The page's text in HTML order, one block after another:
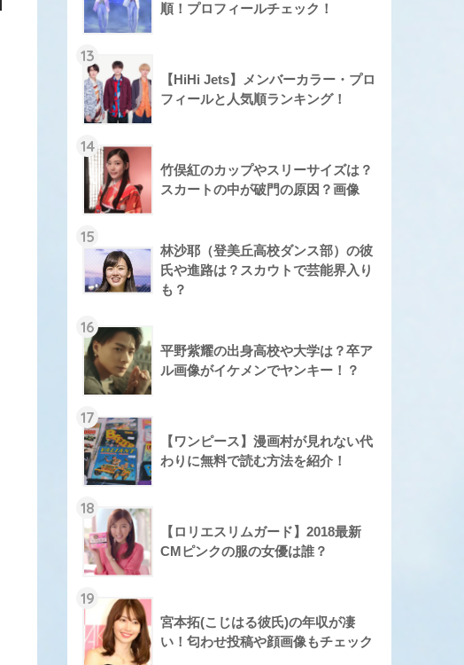
順！プロフィールチェック！
13
【HiHi Jets】メンバーカラー・プロ
フィールと人気順ランキング！
14
竹俣紅のカップやスリーサイズは？
スカートの中が破門の原因？画像
15
林沙耶（登美丘高校ダンス部）の彼
氏や進路は？スカウトで芸能界入り
も？
16
平野紫耀の出身高校や大学は？卒ア
ル画像がイケメンでヤンキー！？
17
【ワンピース】漫画村が見れない代
わりに無料で読む方法を紹介！
18
【ロリエスリムガード】2018最新
CMピンクの服の女優は誰？
19
宮本拓(こじはる彼氏)の年収が凄
い！匂わせ投稿や顔画像もチェック